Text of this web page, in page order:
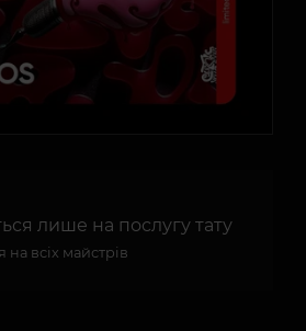
лише на послугу тату
всіх майстрів